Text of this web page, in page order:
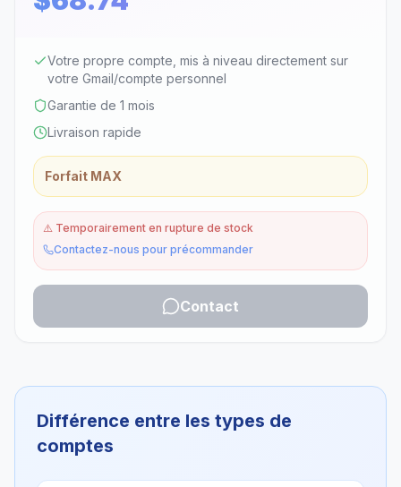
Votre propre compte, mis à niveau directement sur
votre Gmail/compte personnel
Garantie de 1 mois
Livraison rapide
Forfait MAX
⚠️ Temporairement en rupture de stock
Contactez-nous pour précommander
Contact
Différence entre les types de
comptes